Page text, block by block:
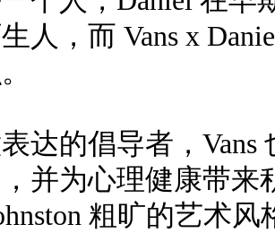
人，而 Vans x
达的倡导者，
并为心理健康带
粗旷的艺术